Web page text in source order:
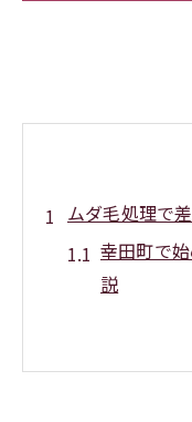
ムダ毛処理で
幸田町で
説
ムダ毛処